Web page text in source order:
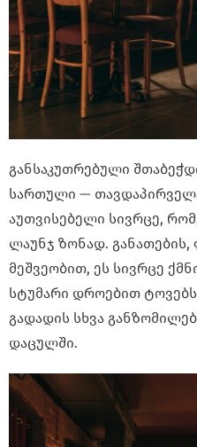
განსაკუთრებული
სართული —
აუთვისებელი სივრცე,
ლაუნჯ ზონად.
მეშვეობით, ეს სივრცე
სტუმარი დროებით
გადადის სხვა
დაცულში.